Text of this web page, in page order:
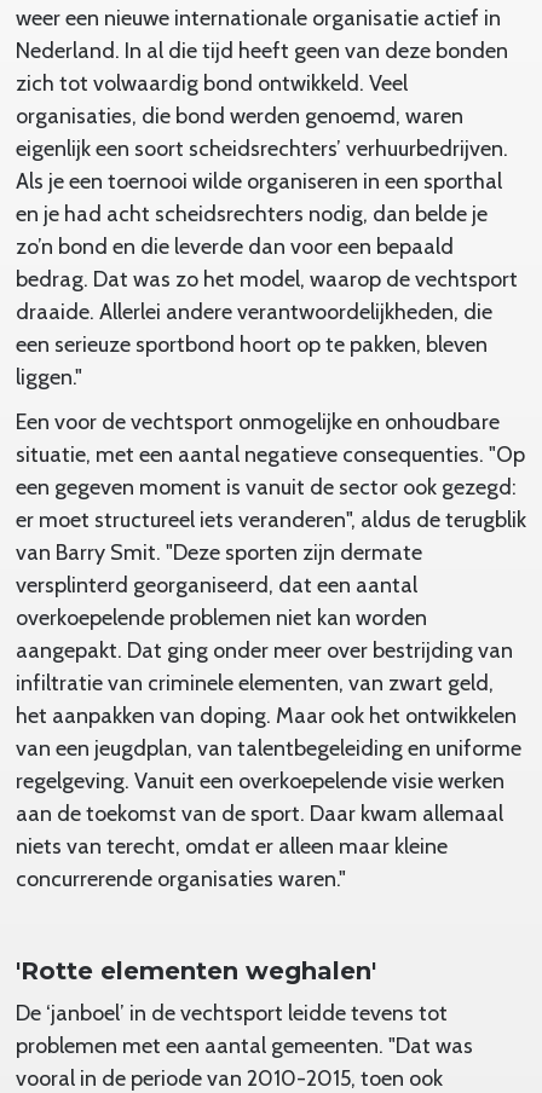
weer een nieuwe internationale organisatie actief in
Nederland. In al die tijd heeft geen van deze bonden
zich tot volwaardig bond ontwikkeld. Veel
organisaties, die bond werden genoemd, waren
eigenlijk een soort scheidsrechters’ verhuurbedrijven.
Als je een toernooi wilde organiseren in een sporthal
en je had acht scheidsrechters nodig, dan belde je
zo’n bond en die leverde dan voor een bepaald
bedrag. Dat was zo het model, waarop de vechtsport
draaide. Allerlei andere verantwoordelijkheden, die
een serieuze sportbond hoort op te pakken, bleven
liggen."
Een voor de vechtsport onmogelijke en onhoudbare
situatie, met een aantal negatieve consequenties. "Op
een gegeven moment is vanuit de sector ook gezegd:
er moet structureel iets veranderen", aldus de terugblik
van Barry Smit. "Deze sporten zijn dermate
versplinterd georganiseerd, dat een aantal
overkoepelende problemen niet kan worden
aangepakt. Dat ging onder meer over bestrijding van
infiltratie van criminele elementen, van zwart geld,
het aanpakken van doping. Maar ook het ontwikkelen
van een jeugdplan, van talentbegeleiding en uniforme
regelgeving. Vanuit een overkoepelende visie werken
aan de toekomst van de sport. Daar kwam allemaal
niets van terecht, omdat er alleen maar kleine
concurrerende organisaties waren."
'Rotte elementen weghalen'
De ‘janboel’ in de vechtsport leidde tevens tot
problemen met een aantal gemeenten. "Dat was
vooral in de periode van 2010-2015, toen ook